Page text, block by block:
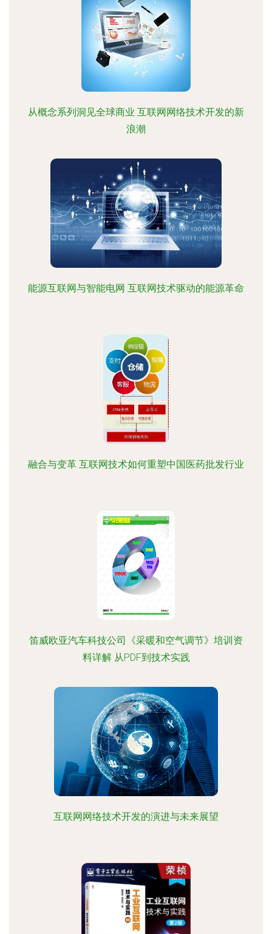
从概念系列洞见全球商业 互联网网络技术开发的新
浪潮
能源互联网与智能电网 互联网技术驱动的能源革命
融合与变革 互联网技术如何重塑中国医药批发行业
笛威欧亚汽车科技公司《采暖和空气调节》培训资
料详解 从PDF到技术实践
互联网网络技术开发的演进与未来展望